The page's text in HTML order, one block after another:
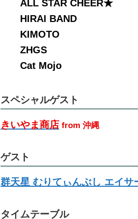
ALL STAR CHEER★
HIRAI BAND
KIMOTO
ZHGS
Cat Mojo
スペシャルゲスト
きいやま商店 from 沖縄
ゲスト
群天星 むりてぃんぶし エイサ
タイムテーブル